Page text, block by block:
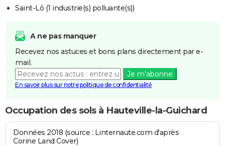
Saint-Lô (1 industrie(s) polluante(s))
A ne pas manquer
Recevez nos astuces et bons plans directement par e-
mail.
Je m'abonne
En savoir plus sur notre politique de confidentialité
Occupation des sols à Hauteville-la-Guichard
Données 2018 (source : Linternaute.com d'après
Corine Land Cover)